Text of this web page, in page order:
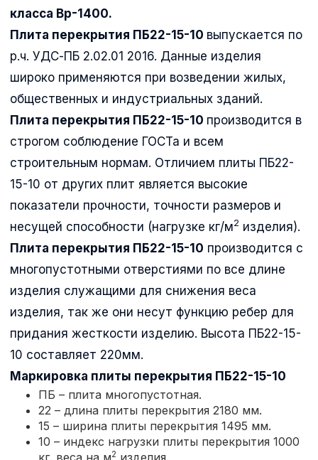
класса Вр-1400.
Плита перекрытия ПБ22-15-10 выпускается по
р.ч. УДС-ПБ 2.02.01 2016. Данные изделия
широко применяются при возведении жилых,
общественных и индустриальных зданий.
Плита перекрытия ПБ22-15-10 производится в
строгом соблюдение ГОСТа и всем
строительным нормам. Отличием плиты ПБ22-
15-10 от других плит является высокие
показатели прочности, точности размеров и
несущей способности (нагрузке кг/м2 изделия).
Плита перекрытия ПБ22-15-10 производится с
многопустотными отверстиями по все длине
изделия служащими для снижения веса
изделия, так же они несут функцию ребер для
придания жесткости изделию. Высота ПБ22-15-
10 составляет 220мм.
Маркировка плиты перекрытия ПБ22-15-10
ПБ – плита многопустотная.
22 – длина плиты перекрытия 2180 мм.
15 – ширина плиты перекрытия 1495 мм.
10 – индекс нагрузки плиты перекрытия 1000
кг. веса на м2 изделия.